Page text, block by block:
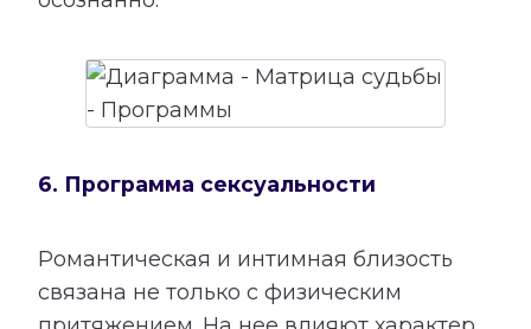
6. Программа сексуальности
Романтическая и интимная близость
связана не только с физическим